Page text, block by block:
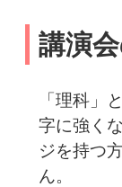
講演
「理科」
字に強く
ジを持つ
ん。